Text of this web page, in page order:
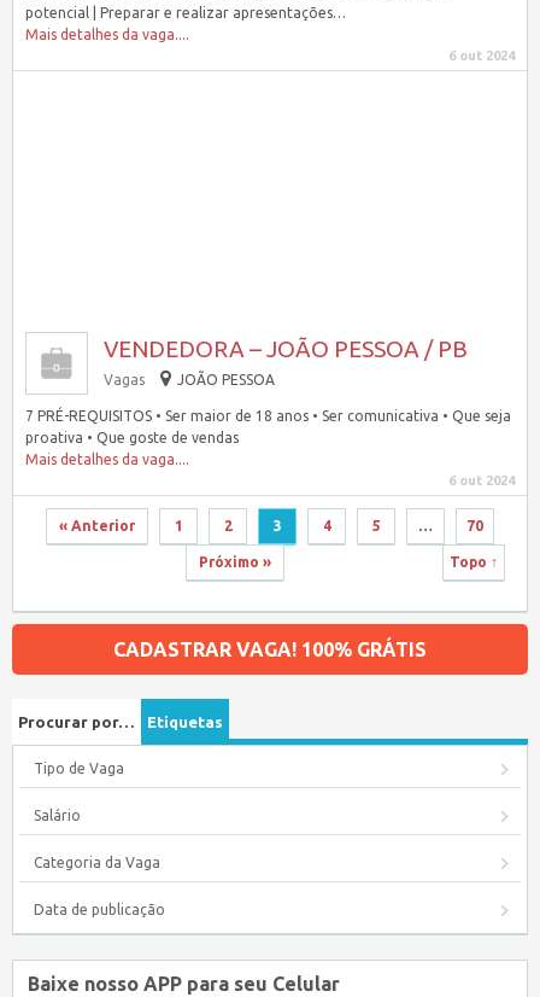
potencial | Preparar e realizar apresentações…
Mais detalhes da vaga....
6 out 2024
VENDEDORA – JOÃO PESSOA / PB
Vagas JOÃO PESSOA
7 PRÉ-REQUISITOS • Ser maior de 18 anos • Ser comunicativa • Que seja
proativa • Que goste de vendas
Mais detalhes da vaga....
6 out 2024
« Anterior 1 2 3 4 5 … 70
Próximo » Topo ↑
CADASTRAR VAGA! 100% GRÁTIS
Procurar por… Etiquetas
Tipo de Vaga
Salário
Categoria da Vaga
Data de publicação
Baixe nosso APP para seu Celular